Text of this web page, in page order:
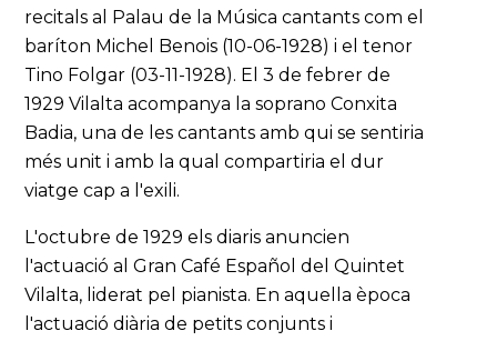
recitals al Palau de la Música cantants com el
baríton Michel Benois (10-06-1928) i el tenor
Tino Folgar (03-11-1928). El 3 de febrer de
1929 Vilalta acompanya la soprano Conxita
Badia, una de les cantants amb qui se sentiria
més unit i amb la qual compartiria el dur
viatge cap a l'exili.
L'octubre de 1929 els diaris anuncien
l'actuació al Gran Café Español del Quintet
Vilalta, liderat pel pianista. En aquella època
l'actuació diària de petits conjunts i